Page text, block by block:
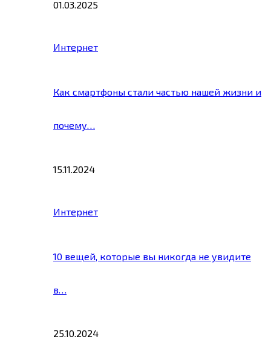
01.03.2025
Интернет
Как смартфоны стали частью нашей жизни и
почему…
15.11.2024
Интернет
10 вещей, которые вы никогда не увидите
в…
25.10.2024